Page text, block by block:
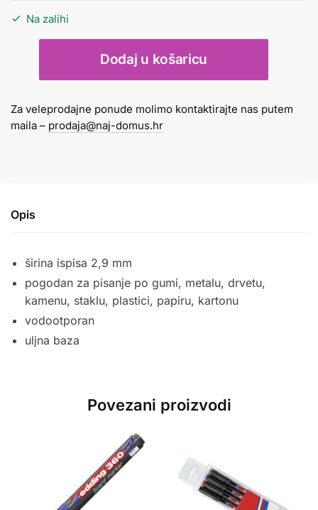
Na zalihi
količina
Dodaj u košaricu
Za veleprodajne ponude molimo kontaktirajte nas putem
maila – prodaja@naj-domus.hr
Opis
širina ispisa 2,9 mm
pogodan za pisanje po gumi, metalu, drvetu,
kamenu, staklu, plastici, papiru, kartonu
vodootporan
uljna baza
Povezani proizvodi